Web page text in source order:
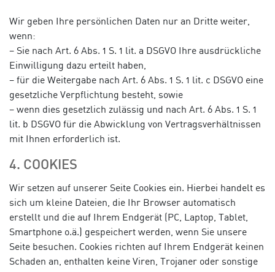
Wir geben Ihre persönlichen Daten nur an Dritte weiter,
wenn:
– Sie nach Art. 6 Abs. 1 S. 1 lit. a DSGVO Ihre ausdrückliche
Einwilligung dazu erteilt haben,
– für die Weitergabe nach Art. 6 Abs. 1 S. 1 lit. c DSGVO eine
gesetzliche Verpflichtung besteht, sowie
– wenn dies gesetzlich zulässig und nach Art. 6 Abs. 1 S. 1
lit. b DSGVO für die Abwicklung von Vertragsverhältnissen
mit Ihnen erforderlich ist.
4. COOKIES
Wir setzen auf unserer Seite Cookies ein. Hierbei handelt es
sich um kleine Dateien, die Ihr Browser automatisch
erstellt und die auf Ihrem Endgerät (PC, Laptop, Tablet,
Smartphone o.ä.) gespeichert werden, wenn Sie unsere
Seite besuchen. Cookies richten auf Ihrem Endgerät keinen
Schaden an, enthalten keine Viren, Trojaner oder sonstige